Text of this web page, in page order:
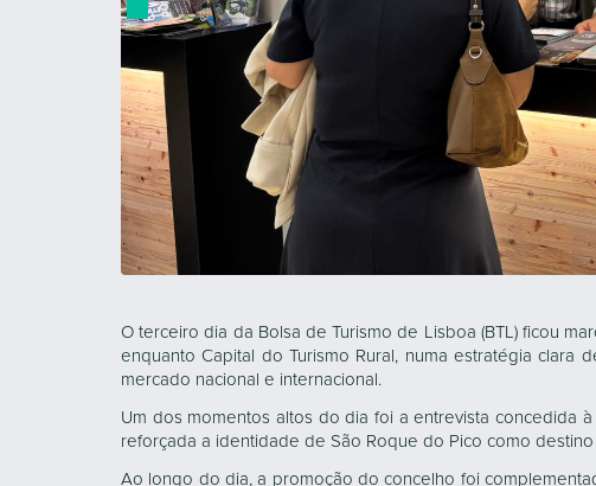
O terceiro dia da Bolsa de Turismo de Lisboa (BTL) ficou
enquanto Capital do Turismo Rural, numa estratégia
mercado nacional e internacional.
Um dos momentos altos do dia foi a entrevista concedida
reforçada a identidade de São Roque do Pico como
Ao longo do dia, a promoção do concelho foi